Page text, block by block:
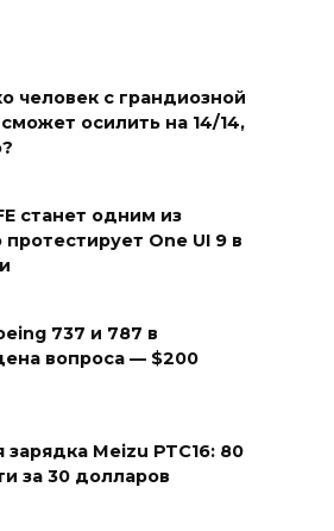
человек с грандиозной
осилить на 14/14,
станет одним из
протестирует One UI 9 в
737 и 787 в
вопроса — $200
зарядка Meizu PTC16: 80
за 30 долларов